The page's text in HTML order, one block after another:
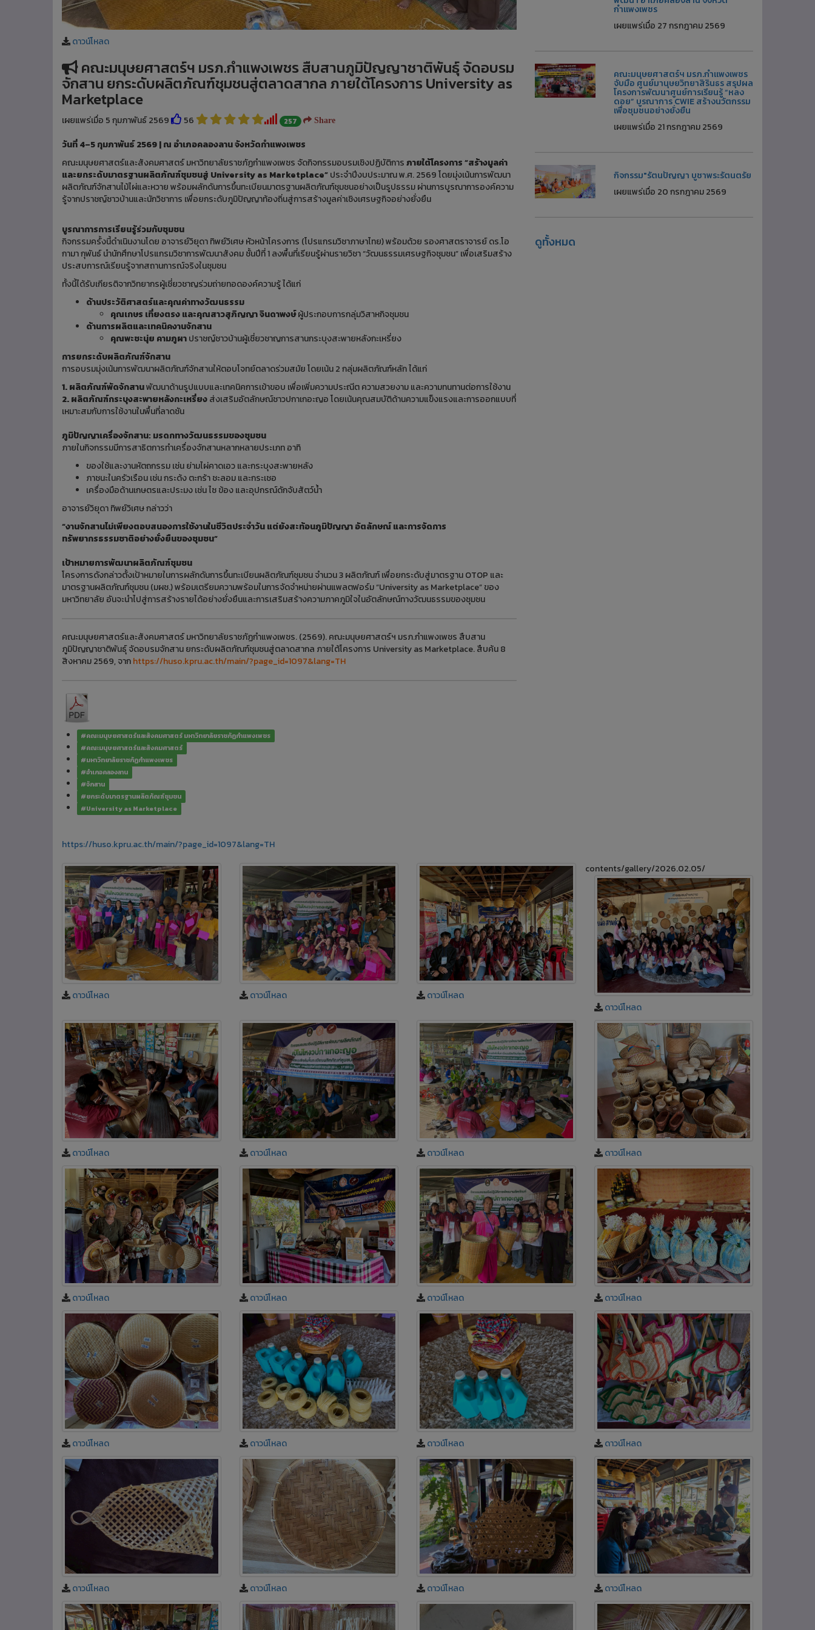
ดาวน์โหลด
คณะมนุษยศาสตร์ฯ มรภ.กำแพงเพชร สืบสานภูมิปัญญาชาติพันธุ์ จัดอบรม
จักสาน ยกระดับผลิตภัณฑ์ชุมชนสู่ตลาดสากล ภายใต้โครงการ University as
Marketplace
เผยแพร่เมื่อ 5 กุมภาพันธ์ 2569 56 257 Share
วันที่ 4–5 กุมภาพันธ์ 2569 | ณ อำเภอคลองลาน จังหวัดกำแพงเพชร
คณะมนุษยศาสตร์และสังคมศาสตร์ มหาวิทยาลัยราชภัฏกำแพงเพชร จัดกิจกรรมอบรมเชิงปฏิบัติการภายใต้โครงการ “สร้างมูลค่า
และยกระดับมาตรฐานผลิตภัณฑ์ชุมชนสู่ University as Marketplace”ประจำปีงบประมาณ พ.ศ. 2569 โดยมุ่งเน้นการพัฒนา
ผลิตภัณฑ์จักสานไม้ไผ่และหวาย พร้อมผลักดันการขึ้นทะเบียนมาตรฐานผลิตภัณฑ์ชุมชนอย่างเป็นรูปธรรม ผ่านการบูรณาการองค์ความ
รู้จากปราชญ์ชาวบ้านและนักวิชาการ เพื่อยกระดับภูมิปัญญาท้องถิ่นสู่การสร้างมูลค่าเชิงเศรษฐกิจอย่างยั่งยืน
บูรณาการการเรียนรู้ร่วมกับชุมชน
กิจกรรมครั้งนี้ดำเนินงานโดย อาจารย์วิยุดา ทิพย์วิเศษ หัวหน้าโครงการ (โปรแกรมวิชาภาษาไทย) พร้อมด้วย รองศาสตราจารย์ ดร.โอ
กามา กุพันธ์ นำนักศึกษาโปรแกรมวิชาการพัฒนาสังคม ชั้นปีที่ 1 ลงพื้นที่เรียนรู้ผ่านรายวิชา “วัฒนธรรมเศรษฐกิจชุมชน” เพื่อเสริมสร้าง
ประสบการณ์เรียนรู้จากสถานการณ์จริงในชุมชน
ทั้งนี้ได้รับเกียรติจากวิทยากรผู้เชี่ยวชาญร่วมถ่ายทอดองค์ความรู้ ได้แก่
ด้านประวัติศาสตร์และคุณค่าทางวัฒนธรรม
คุณเกษร เที่ยงตรง และคุณสาวสุภิญญา จินดาพงษ์ผู้ประกอบการกลุ่มวิสาหกิจชุมชน
ด้านการผลิตและเทคนิคงานจักสาน
คุณพะชะนุ่ย คามภูผาปราชญ์ชาวบ้านผู้เชี่ยวชาญการสานกระบุงสะพายหลังกะเหรี่ยง
การยกระดับผลิตภัณฑ์จักสาน
การอบรมมุ่งเน้นการพัฒนาผลิตภัณฑ์จักสานให้ตอบโจทย์ตลาดร่วมสมัย โดยเน้น 2 กลุ่มผลิตภัณฑ์หลัก ได้แก่
1. ผลิตภัณฑ์พัดจักสานพัฒนาด้านรูปแบบและเทคนิคการเข้าขอบ เพื่อเพิ่มความประณีต ความสวยงาม และความทนทานต่อการใช้งาน
2. ผลิตภัณฑ์กระบุงสะพายหลังกะเหรี่ยงส่งเสริมอัตลักษณ์ชาวปกาเกอะญอ โดยเน้นคุณสมบัติด้านความแข็งแรงและการออกแบบที่
เหมาะสมกับการใช้งานในพื้นที่ลาดชัน
ภูมิปัญญาเครื่องจักสาน: มรดกทางวัฒนธรรมของชุมชน
ภายในกิจกรรมมีการสาธิตการทำเครื่องจักสานหลากหลายประเภท อาทิ
ของใช้และงานหัตถกรรม เช่น ย่ามไผ่คาดเอว และกระบุงสะพายหลัง
ภาชนะในครัวเรือน เช่น กระด้ง ตะกร้า ชะลอม และกระเชอ
เครื่องมือด้านเกษตรและประมง เช่น ไซ ข้อง และอุปกรณ์ดักจับสัตว์น้ำ
อาจารย์วิยุดา ทิพย์วิเศษ กล่าวว่า
“งานจักสานไม่เพียงตอบสนองการใช้งานในชีวิตประจำวัน แต่ยังสะท้อนภูมิปัญญา อัตลักษณ์ และการจัดการ
ทรัพยากรธรรมชาติอย่างยั่งยืนของชุมชน”
เป้าหมายการพัฒนาผลิตภัณฑ์ชุมชน
โครงการดังกล่าวตั้งเป้าหมายในการผลักดันการขึ้นทะเบียนผลิตภัณฑ์ชุมชน จำนวน 3 ผลิตภัณฑ์ เพื่อยกระดับสู่มาตรฐาน OTOP และ
มาตรฐานผลิตภัณฑ์ชุมชน (มผช.) พร้อมเตรียมความพร้อมในการจัดจำหน่ายผ่านแพลตฟอร์ม “University as Marketplace” ของ
มหาวิทยาลัย อันจะนำไปสู่การสร้างรายได้อย่างยั่งยืนและการเสริมสร้างความภาคภูมิใจในอัตลักษณ์ทางวัฒนธรรมของชุมชน
คณะมนุษยศาสตร์และสังคมศาสตร์ มหาวิทยาลัยราชภัฏกำแพงเพชร. (2569). คณะมนุษยศาสตร์ฯ มรภ.กำแพงเพชร สืบสาน
ภูมิปัญญาชาติพันธุ์ จัดอบรมจักสาน ยกระดับผลิตภัณฑ์ชุมชนสู่ตลาดสากล ภายใต้โครงการ University as Marketplace. สืบค้น 8
สิงหาคม 2569, จากhttps://huso.kpru.ac.th/main/?page_id=1097&lang=TH
#คณะมนุษยศาสตร์และสังคมศาสตร์ มหาวิทยาลัยราชภัฏกำแพงเพชร
#คณะมนุษยศาสตร์และสังคมศาสตร์
#มหาวิทยาลัยราชภัฏกำแพงเพชร
#อำเภอคลองลาน
#จักสาน
#ยกระดับมาตรฐานผลิตภัณฑ์ชุมชน
#University as Marketplace
https://huso.kpru.ac.th/main/?page_id=1097&lang=TH
กำแพงเพชร
เผยแพร่เมื่อ 27 กรกฎาคม 2569
คณะมนุษยศาสตร์ฯ มรภ.กำแพงเพชร
จับมือ ศูนย์มานุษยวิทยาสิรินธร สรุปผล
โครงการพัฒนาศูนย์การเรียนรู้ “หลง
ดอย” บูรณาการ CWIE สร้างนวัตกรรม
เพื่อชุมชนอย่างยั่งยืน
เผยแพร่เมื่อ 21 กรกฎาคม 2569
กิจกรรม"รัตนปัญญา บูชาพระรัตนตรัย
เผยแพร่เมื่อ 20 กรกฎาคม 2569
ดูทั้งหมด
contents/gallery/2026.02.05/
ดาวน์โหลด ดาวน์โหลด
ดาวน์โหลด
ดาวน์โหลด
ดาวน์โหลด ดาวน์โหลด ดาวน์โหลด ดาวน์โหลด
ดาวน์โหลด ดาวน์โหลด ดาวน์โหลด ดาวน์โหลด
ดาวน์โหลด ดาวน์โหลด ดาวน์โหลด ดาวน์โหลด
ดาวน์โหลด ดาวน์โหลด ดาวน์โหลด ดาวน์โหลด